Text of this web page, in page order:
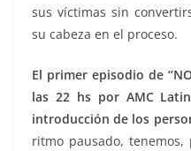
sus víctimas sin
su cabeza en el proceso.
El primer episodio de
las 22 hs por AMC
introducción de los
ritmo pausado,